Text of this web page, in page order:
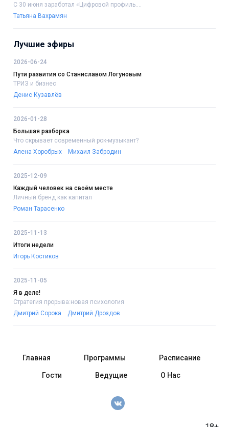
С 30 июня заработал «Цифровой профиль....
Татьяна Вахрамян
Лучшие эфиры
2026-06-24
Пути развития со Станиславом Логуновым
ТРИЗ и бизнес
Денис Кузавлёв
2026-01-28
Большая разборка
Что скрывает современный рок-музыкант?
Алена Хоробрых
Михаил Забродин
2025-12-09
Каждый человек на своём месте
Личный бренд как капитал
Роман Тарасенко
2025-11-13
Итоги недели
Игорь Костиков
2025-11-05
Я в деле!
Стратегия прорыва:новая психология
Дмитрий Сорока
Дмитрий Дроздов
Главная Программы Расписание
Гости Ведущие О Нас